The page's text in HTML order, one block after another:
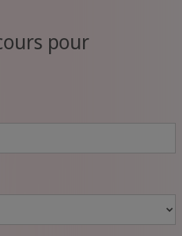
pour